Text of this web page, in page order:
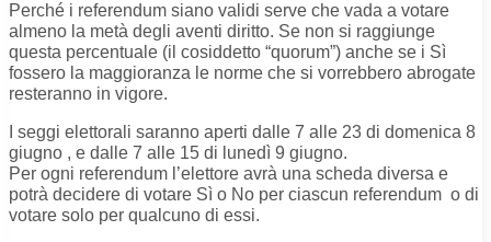
Perché i referendum siano validi serve che vada a votare
almeno la metà degli aventi diritto. Se non si raggiunge
questa percentuale (il cosiddetto “quorum”) anche se i Sì
fossero la maggioranza le norme che si vorrebbero abrogate
resteranno in vigore.
I seggi elettorali saranno aperti dalle 7 alle 23 di domenica 8
giugno , e dalle 7 alle 15 di lunedì 9 giugno.
Per ogni referendum l’elettore avrà una scheda diversa e
potrà decidere di votare Sì o No per ciascun referendum o di
votare solo per qualcuno di essi.